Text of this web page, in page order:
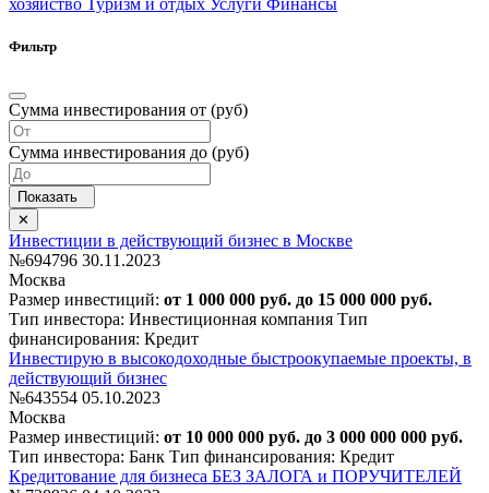
хозяйство Туризм и отдых Услуги Финансы
Фильтр
Сумма инвестирования от (руб)
Сумма инвестирования до (руб)
Инвестиции в действующий бизнес в Москве
№694796 30.11.2023
Москва
Размер инвестиций: от 1 000 000 руб. до 15 000 000 руб.
Тип инвестора: Инвестиционная компания Тип
финансирования: Кредит
Инвестирую в высокодоходные быстроокупаемые проекты, в
действующий бизнес
№643554 05.10.2023
Москва
Размер инвестиций: от 10 000 000 руб. до 3 000 000 000 руб.
Тип инвестора: Банк Тип финансирования: Кредит
Кредитование для бизнеса БЕЗ ЗАЛОГА и ПОРУЧИТЕЛЕЙ